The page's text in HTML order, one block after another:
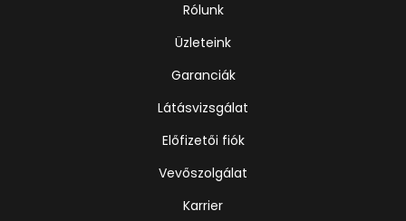
Rólunk
Üzleteink
Garanciák
Látásvizsgálat
Előfizetői fiók
Vevőszolgálat
Karrier